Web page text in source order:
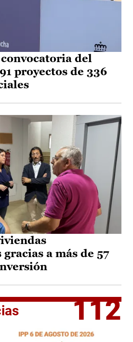
del
proyectos de 336
a más de 57
112